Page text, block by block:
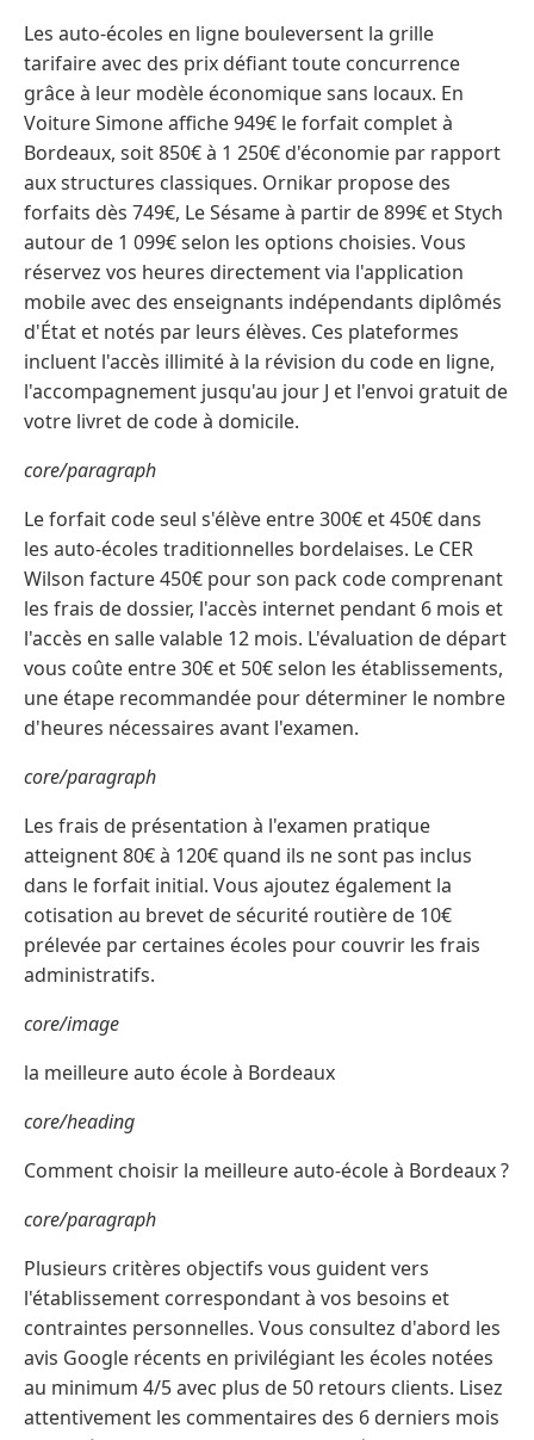
Les auto-écoles en ligne bouleversent la grille
tarifaire avec des prix défiant toute concurrence
grâce à leur modèle économique sans locaux. En
Voiture Simone affiche 949€ le forfait complet à
Bordeaux, soit 850€ à 1 250€ d'économie par rapport
aux structures classiques. Ornikar propose des
forfaits dès 749€, Le Sésame à partir de 899€ et Stych
autour de 1 099€ selon les options choisies. Vous
réservez vos heures directement via l'application
mobile avec des enseignants indépendants diplômés
d'État et notés par leurs élèves. Ces plateformes
incluent l'accès illimité à la révision du code en ligne,
l'accompagnement jusqu'au jour J et l'envoi gratuit de
votre livret de code à domicile.
core/paragraph
Le forfait code seul s'élève entre 300€ et 450€ dans
les auto-écoles traditionnelles bordelaises. Le CER
Wilson facture 450€ pour son pack code comprenant
les frais de dossier, l'accès internet pendant 6 mois et
l'accès en salle valable 12 mois. L'évaluation de départ
vous coûte entre 30€ et 50€ selon les établissements,
une étape recommandée pour déterminer le nombre
d'heures nécessaires avant l'examen.
core/paragraph
Les frais de présentation à l'examen pratique
atteignent 80€ à 120€ quand ils ne sont pas inclus
dans le forfait initial. Vous ajoutez également la
cotisation au brevet de sécurité routière de 10€
prélevée par certaines écoles pour couvrir les frais
administratifs.
core/image
la meilleure auto école à Bordeaux
core/heading
Comment choisir la meilleure auto-école à Bordeaux ?
core/paragraph
Plusieurs critères objectifs vous guident vers
l'établissement correspondant à vos besoins et
contraintes personnelles. Vous consultez d'abord les
avis Google récents en privilégiant les écoles notées
au minimum 4/5 avec plus de 50 retours clients. Lisez
attentivement les commentaires des 6 derniers mois